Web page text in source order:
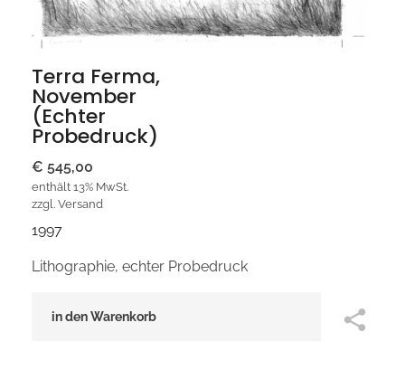
Terra Ferma,
November
(echter
Probedruck)
€ 545,00
enthält 13% MwSt.
zzgl. Versand
1997
Lithographie, echter Probedruck
in den Warenkorb